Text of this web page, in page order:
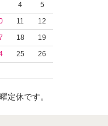
4
5
11
12
18
19
25
26
定休です。